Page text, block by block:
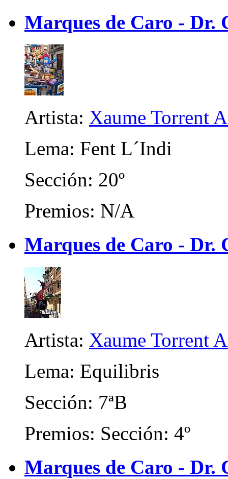
Marques de Caro -
Artista: Xaume Torrent
Lema: Fent L´Indi
Sección: 20º
Premios: N/A
Marques de Caro -
Artista: Xaume Torrent
Lema: Equilibris
Sección: 7ªB
Premios: Sección: 4º
Marques de Caro -